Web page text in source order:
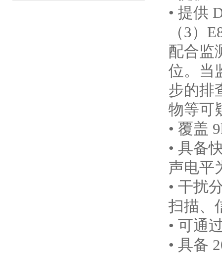
• 提供
（3）
配合监
位。当
步的排
物等可
• 覆盖
• 具备
声电平
• 干扰
扫描、
• 可通
• 具备